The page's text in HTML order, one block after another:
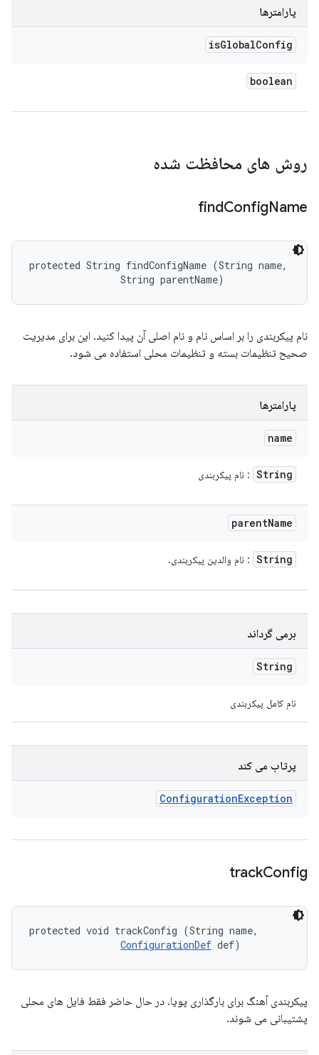
پارامترها
isGlobalConfig
boolean
روش های محافظت شده
findConfigName
protected String findConfigName (String name,
                String parentName)
نام پیکربندی را بر اساس نام و نام اصلی آن پیدا کنید. این برای مدیریت
صحیح تنظیمات بسته و تنظیمات محلی استفاده می شود.
پارامترها
name
String : نام پیکربندی
parentName
String : نام والدین پیکربندی.
برمی گرداند
String
نام کامل پیکربندی
پرتاب می کند
ConfigurationException
trackConfig
protected void trackConfig (String name,
ConfigurationDef def)
پیکربندی آهنگ برای بارگذاری پویا. در حال حاضر فقط فایل های محلی
پشتیبانی می شوند.